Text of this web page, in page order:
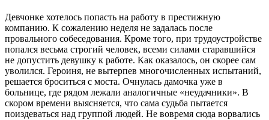
Девчонке хотелось попасть на работу в престижную
компанию. К сожалению неделя не задалась после
провального собеседования. Кроме того, при трудоустройстве
попался весьма строгий человек, всеми силами старавшийся
не допустить девушку к работе. Как оказалось, он скорее сам
уволился. Героиня, не вытерпев многочисленных испытаний,
решается броситься с моста. Очнулась дамочка уже в
больнице, где рядом лежали аналогичные «неудачники». В
скором времени выясняется, что сама судьба пытается
поиздеваться над группой людей. Не вовремя сюда ворвались